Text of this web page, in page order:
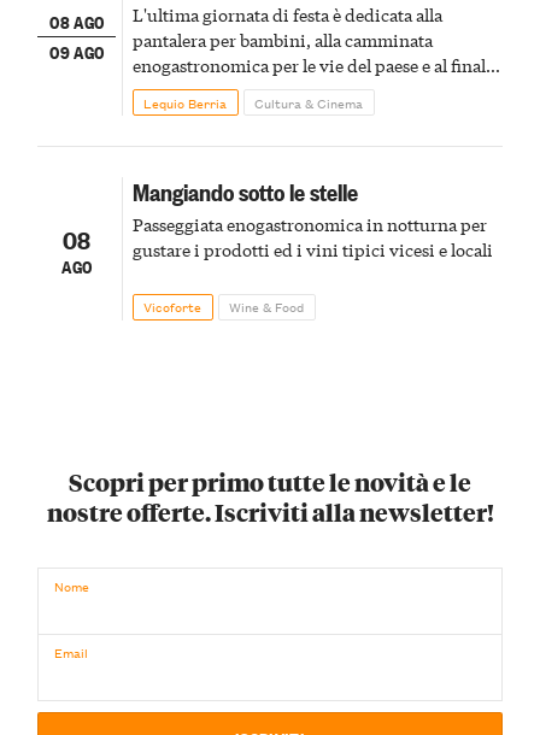
08 AGO
09 AGO
L'ultima giornata di festa è dedicata alla
pantalera per bambini, alla camminata
enogastronomica per le vie del paese e al finale
pirotecnico
Lequio Berria Cultura & Cinema
08
AGO
Mangiando sotto le stelle
Passeggiata enogastronomica in notturna per
gustare i prodotti ed i vini tipici vicesi e locali
Vicoforte Wine & Food
Scopri per primo tutte le novità e le
nostre offerte. Iscriviti alla newsletter!
Nome
Email